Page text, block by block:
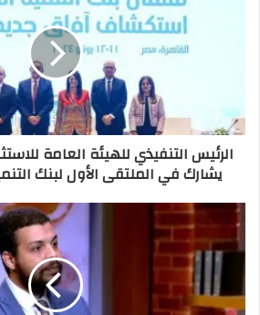
الرئيس التنفيذي للهيئة العامة
يشارك في الملتقى الأول لبنك